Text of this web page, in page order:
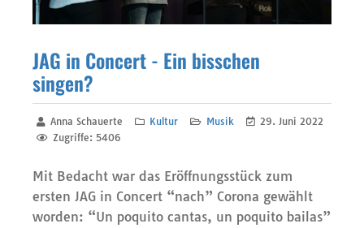
JAG in Concert - Ein bisschen
singen?
Anna Schauerte Kultur Musik
29. Juni 2022
Zugriffe: 5406
Mit Bedacht war das Eröffnungsstück zum
ersten JAG in Concert “nach” Corona gewählt
worden: “Un poquito cantas, un poquito bailas”